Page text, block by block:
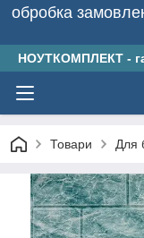
обробка
НОУТКОМПЛЕКТ -
Товари Для